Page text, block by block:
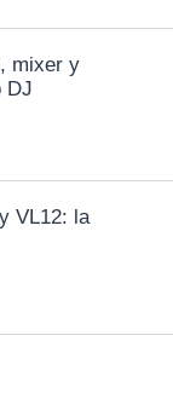
mixer y
DJ
VL12: la